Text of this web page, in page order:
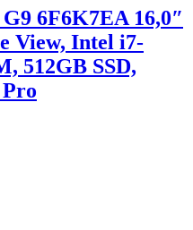
6F6K7EA 16,0″
View, Intel i7-
512GB SSD,